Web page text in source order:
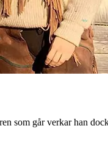
som går verkar han